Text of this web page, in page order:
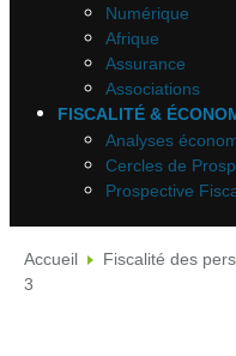
Numérique
Afrique
Assurance
Associations
FISCALITÉ &
Analyses
Cercles de
Prospective
Accueil Fiscalité des
3